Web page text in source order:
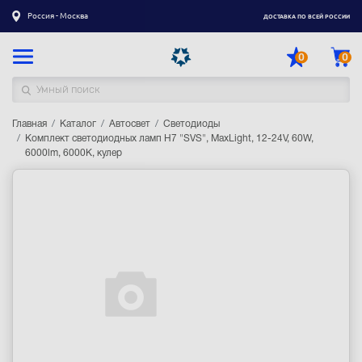
Россия - Москва ДОСТАВКА ПО ВСЕЙ РОССИИ
0 0
Каталог товаров
Вход
Главная Каталог Автосвет
Светодиоды
Комплект светодиодных ламп H7 "SVS", MaxLight, 12-24V, 60W,
6000lm, 6000K, кулер